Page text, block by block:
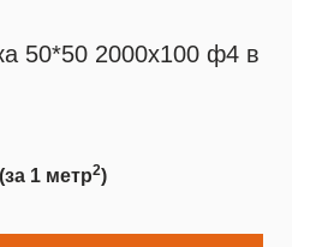
50*50 2000х100 ф4 в
(за 1 метр2)